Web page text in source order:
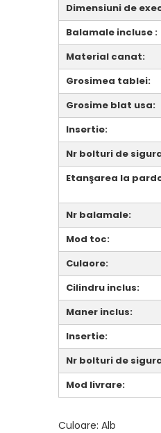
Dimensiuni de
Balamale incluse :
Material canat:
Grosimea tablei:
Grosime blat usa:
Insertie:
Nr bolturi de
Etanşarea la
Nr balamale:
Mod toc:
Culaore:
Cilindru inclus:
Maner inclus:
Insertie:
Nr bolturi de
Mod livrare:
Culoare: Alb